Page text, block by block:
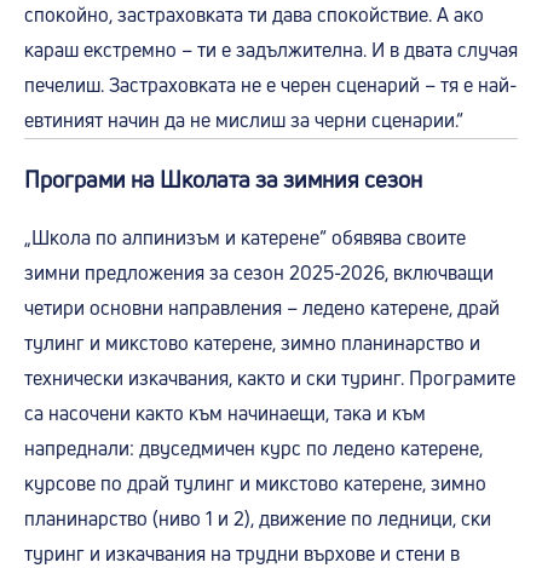
спокойно, застраховката ти дава спокойствие. А ако
караш екстремно – ти е задължителна. И в двата случая
печелиш. Застраховката не е черен сценарий – тя е най-
евтиният начин да не мислиш за черни сценарии.“
Програми на Школата за зимния сезон
„Школа по алпинизъм и катерене“ обявява своите
зимни предложения за сезон 2025-2026, включващи
четири основни направления – ледено катерене, драй
тулинг и микстово катерене, зимно планинарство и
технически изкачвания, както и ски туринг. Програмите
са насочени както към начинаещи, така и към
напреднали: двуседмичен курс по ледено катерене,
курсове по драй тулинг и микстово катерене, зимно
планинарство (ниво 1 и 2), движение по ледници, ски
туринг и изкачвания на трудни върхове и стени в